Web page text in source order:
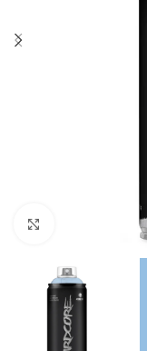
Click to enlarge